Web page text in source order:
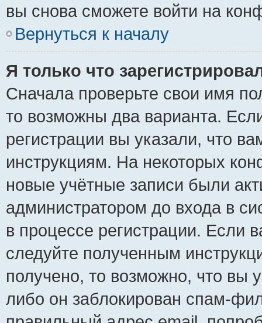
вы снова сможете войти на
Вернуться к началу
Я только что
Сначала проверьте свои имя
то возможны два варианта.
регистрации вы указали, что
инструкциям. На некоторых
новые учётные записи были
администратором до входа в
в процессе регистрации.
следуйте полученным
получено, то возможно, что вы
либо он заблокирован спам-